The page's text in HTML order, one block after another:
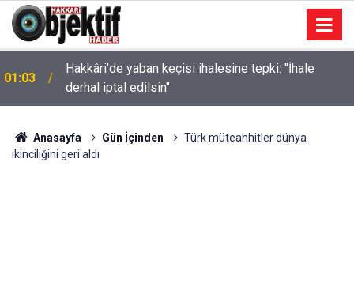
01:03
Hakkâri'de yaban keçisi ihalesine tepki: "İhale
derhal iptal edilsin"
Anasayfa Gün İçinden
Türk müteahhitler dünya
ikinciliğini geri aldı